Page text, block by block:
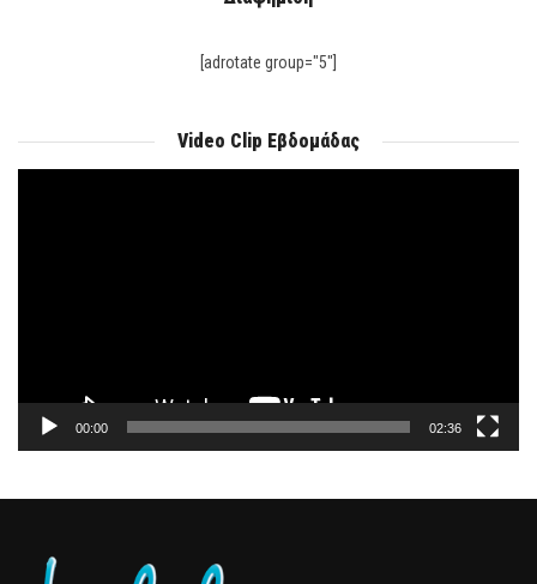
[adrotate group="5"]
Video Clip Εβδομάδας
00:00 02:36